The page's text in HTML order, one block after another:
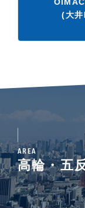
(大井
AREA
高輪・五